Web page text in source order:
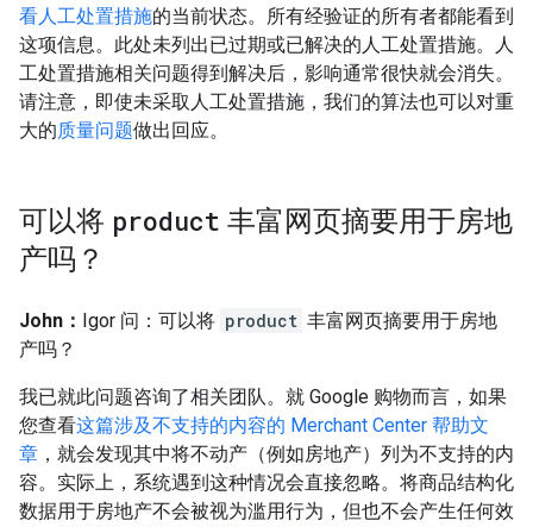
看人工处置措施的当前状态。所有经验证的所有者都能看到
这项信息。此处未列出已过期或已解决的人工处置措施。人
工处置措施相关问题得到解决后，影响通常很快就会消失。
请注意，即使未采取人工处置措施，我们的算法也可以对重
大的质量问题做出回应。
可以将 product 丰富网页摘要用于房地
产吗？
John： Igor 问：可以将 product 丰富网页摘要用于房地
产吗？
我已就此问题咨询了相关团队。就 Google 购物而言，如果
您查看这篇涉及不支持的内容的 Merchant Center 帮助文
章 ，就会发现其中将不动产（例如房地产）列为不支持的内
容。实际上，系统遇到这种情况会直接忽略。将商品结构化
数据用于房地产不会被视为滥用行为，但也不会产生任何效